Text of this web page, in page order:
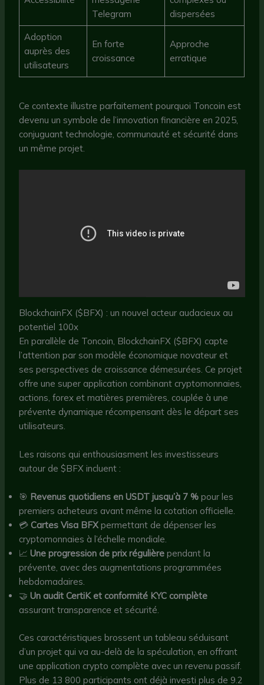
Telegram
dispersées
Adoption
auprès des
utilisateurs
En forte
croissance
Approche
erratique
Ce contexte illustre parfaitement pourquoi Toncoin est
devenu un symbole de l’innovation financière en 2025,
conjuguant technologie, communauté et sécurité dans
un même projet.
BlockchainFX ($BFX) : un nouvel acteur audacieux au
potentiel 100x
En parallèle de Toncoin, BlockchainFX ($BFX) capte
l’attention par son modèle économique novateur et
ses perspectives de croissance démesurées. Ce projet
offre une super application combinant cryptomonnaies,
actions, forex et matières premières, couplée à une
prévente dynamique récompensant dès le départ ses
utilisateurs.
Les raisons qui enthousiasment les investisseurs
autour de $BFX incluent :
🎯 Revenus quotidiens en USDT jusqu’à 7 % pour les
premiers acheteurs avant même la cotation officielle.
💳 Cartes Visa BFXpermettant de dépenser les
cryptomonnaies à l’échelle mondiale.
📈Une progression de prix régulière pendant la
prévente, avec des augmentations programmées
hebdomadaires.
🤝Un audit CertiK et conformité KYC complète
assurant transparence et sécurité.
Ces caractéristiques brossent un tableau séduisant
d’un projet qui va au-delà de la spéculation, en offrant
une application crypto complète avec un revenu passif.
Plus de 13 800 participants ont déjà investi plus de 9.2